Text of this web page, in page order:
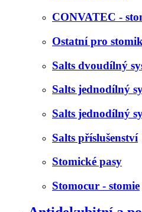
CONVATEC -
Ostatní pro
Salts dvoudílný
Salts jednodílný
Salts jednodílný
Salts příslušenství
Stomické pasy
Stomocur - stomie